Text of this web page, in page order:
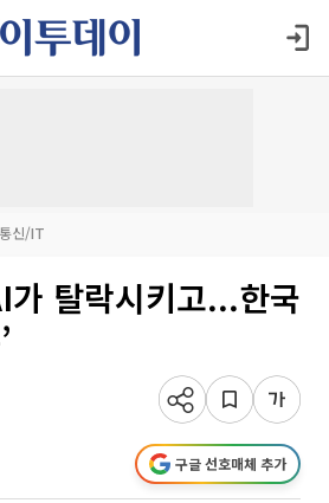
신/IT
탈락시키고...한국
구글 선호매체 추가